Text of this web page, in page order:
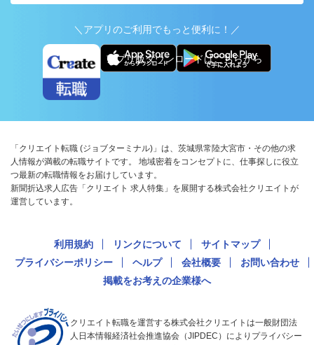
＼アプリのご利用でもっと便利に！／
アプリ版ダウンロードはこちらから
「クリエイト転職 (ジョブターミナル)」は、茨城県常陸大宮市・その他の求
人情報が満載の転職サイトです。 地域密着をコンセプトに、仕事探しに役立
つ最新の転職情報をお届けしています。
新聞折込求人広告「クリエイト 求人特集」を展開する株式会社クリエイトが
運営しています。
利用規約 リンクについて
サイトマップ
プライバシーポリシー
ヘルプ 会社概要
お問い合わせ
掲載をお考えの企業様へ
クリエイト転職を運営する株式会社クリエイトは一般財団法
人日本情報経済社会推進協会（JIPDEC）によりプライバシー